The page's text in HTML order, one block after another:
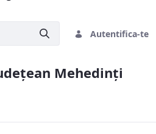
Autentifica-te
Mehedinți